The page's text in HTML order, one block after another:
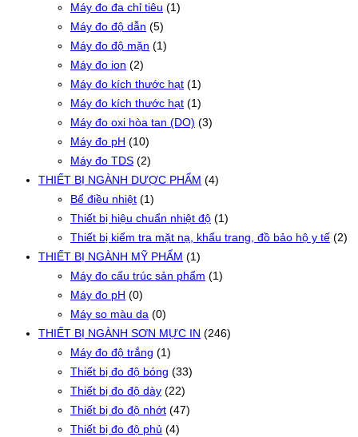
Máy đo đa chỉ tiêu (1)
Máy đo độ dẫn (5)
Máy đo độ mặn (1)
Máy đo ion (2)
Máy đo kích thước hạt (1)
Máy đo kích thước hạt (1)
Máy đo oxi hòa tan (DO) (3)
Máy đo pH (10)
Máy đo TDS (2)
THIẾT BỊ NGÀNH DƯỢC PHẨM (4)
Bể điều nhiệt (1)
Thiết bị hiệu chuẩn nhiệt độ (1)
Thiết bị kiểm tra mặt nạ, khẩu trang, đồ bảo hộ y tế (2)
THIẾT BỊ NGÀNH MỸ PHẨM (1)
Máy đo cấu trúc sản phẩm (1)
Máy đo pH (0)
Máy so màu da (0)
THIẾT BỊ NGÀNH SƠN MỰC IN (246)
Máy đo độ trắng (1)
Thiết bị đo độ bóng (33)
Thiết bị đo độ dày (22)
Thiết bị đo độ nhớt (47)
Thiết bị đo độ phủ (4)